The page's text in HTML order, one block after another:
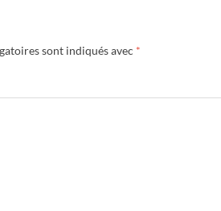
sont indiqués avec *